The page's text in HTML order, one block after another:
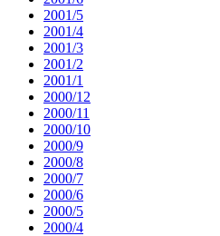
2001/5
2001/4
2001/3
2001/2
2001/1
2000/12
2000/11
2000/10
2000/9
2000/8
2000/7
2000/6
2000/5
2000/4